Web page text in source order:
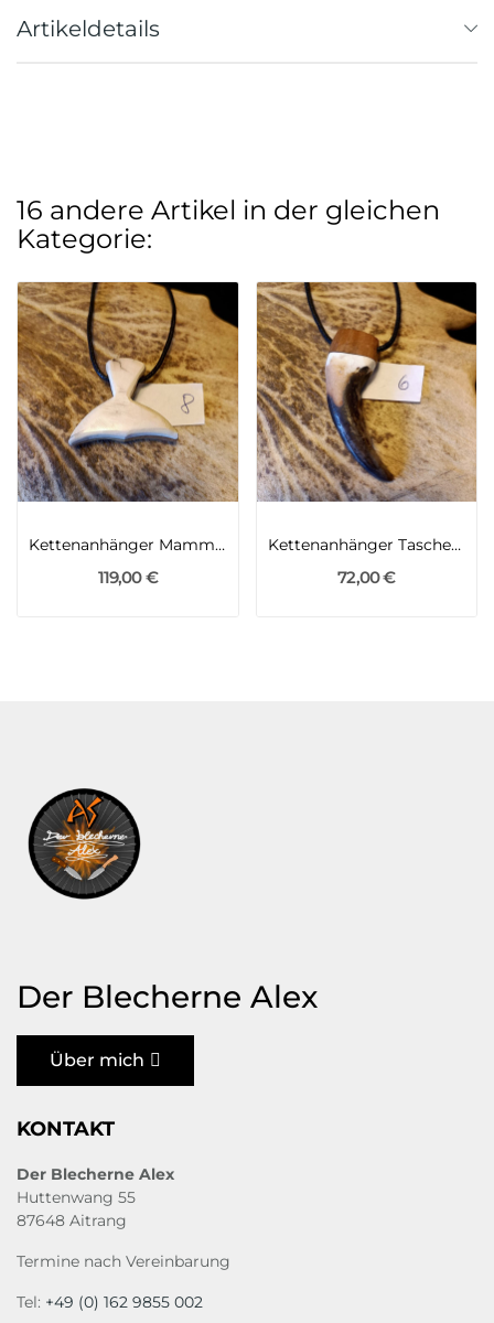
Artikeldetails
16 andere Artikel in der gleichen
Kategorie:
Kettenanhänger Mammut Elfenbein
119,00 €
Kettenanhänger Taschenkrebs Nordsee
72,00 €
Der Blecherne Alex
Über mich
KONTAKT
Der Blecherne Alex
Huttenwang 55
87648 Aitrang
Termine nach Vereinbarung
Tel: +49 (0) 162 9855 002